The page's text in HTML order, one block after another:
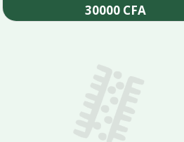
30000 CFA